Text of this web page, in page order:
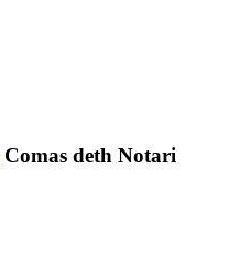
Comas deth Notari